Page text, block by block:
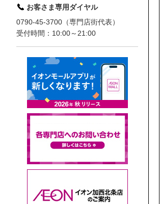
お客さま専用ダイヤル
0790-45-3700（専門店街代表）
受付時間：10:00～21:00